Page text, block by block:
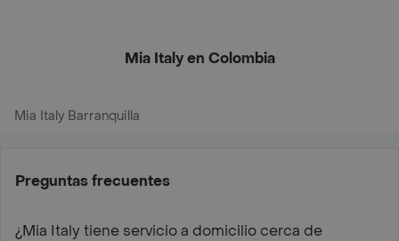
Mia Italy en Colombia
Mia Italy Barranquilla
Preguntas frecuentes
¿Mia Italy tiene servicio a domicilio cerca de